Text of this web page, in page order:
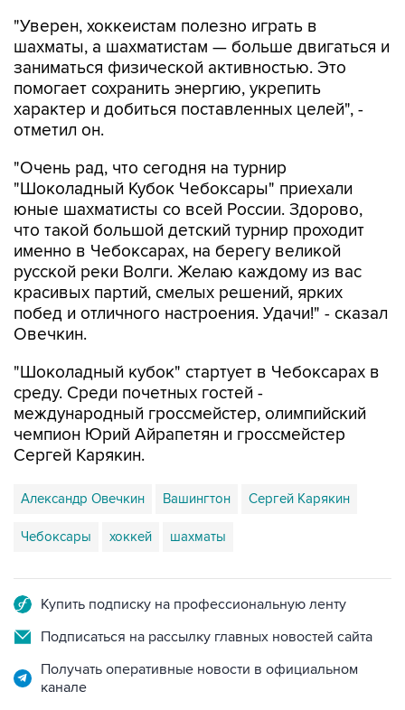
"Уверен, хоккеистам полезно играть в
шахматы, а шахматистам — больше двигаться и
заниматься физической активностью. Это
помогает сохранить энергию, укрепить
характер и добиться поставленных целей", -
отметил он.
"Очень рад, что сегодня на турнир
"Шоколадный Кубок Чебоксары" приехали
юные шахматисты со всей России. Здорово,
что такой большой детский турнир проходит
именно в Чебоксарах, на берегу великой
русской реки Волги. Желаю каждому из вас
красивых партий, смелых решений, ярких
побед и отличного настроения. Удачи!" - сказал
Овечкин.
"Шоколадный кубок" стартует в Чебоксарах в
среду. Среди почетных гостей -
международный гроссмейстер, олимпийский
чемпион Юрий Айрапетян и гроссмейстер
Сергей Карякин.
Александр Овечкин Вашингтон Сергей Карякин
Чебоксары хоккей шахматы
Купить подписку на профессиональную ленту
Подписаться на рассылку главных новостей сайта
Получать оперативные новости в официальном
канале